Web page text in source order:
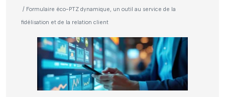
/ Formulaire éco-PTZ dynamique, un outil au service de la
fidélisation et de la relation client